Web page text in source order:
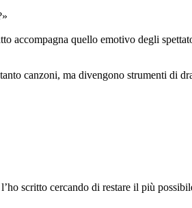
accompagna quello emotivo degli
canzoni, ma divengono strumenti
scritto cercando di restare il più